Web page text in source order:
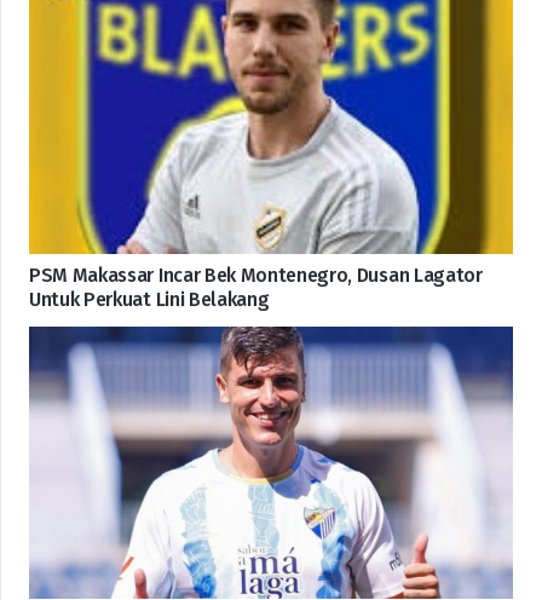
PSM Makassar Incar Bek Montenegro, Dusan Lagator
Untuk Perkuat Lini Belakang